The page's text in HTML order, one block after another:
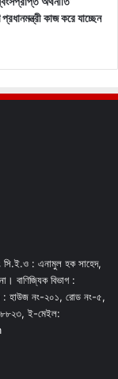
কাজ করে যাচ্ছেন
সি.ই.ও : এনামুল হক সাহেদ,
বাণিজ্যিক বিভাগ :
: হাউজ নং-২০১, রোড নং-৫,
ই-মেইল: